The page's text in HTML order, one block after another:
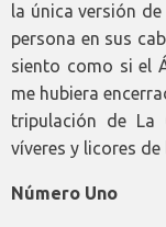
la única versión
persona en sus
siento como si el
me hubiera
tripulación de La
víveres y licores
Número Uno